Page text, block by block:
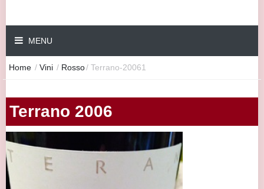
MENU
Home / Vini / Rosso/ Terrano-20061
Terrano 2006